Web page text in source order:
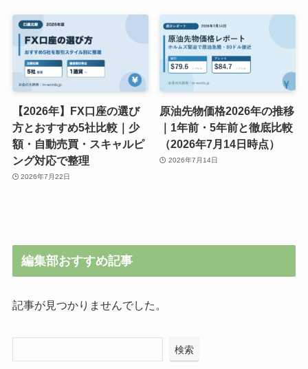
【2026年】FX口座の選び
方とおすすめ5社比較｜少
額・自動売買・スキャルピ
ング対応で整理
2026年7月22日
原油先物価格2026年の推移
｜1年前・5年前と徹底比較
（2026年7月14日時点）
2026年7月14日
編集部おすすめ記事
記事が見つかりませんでした。
検索